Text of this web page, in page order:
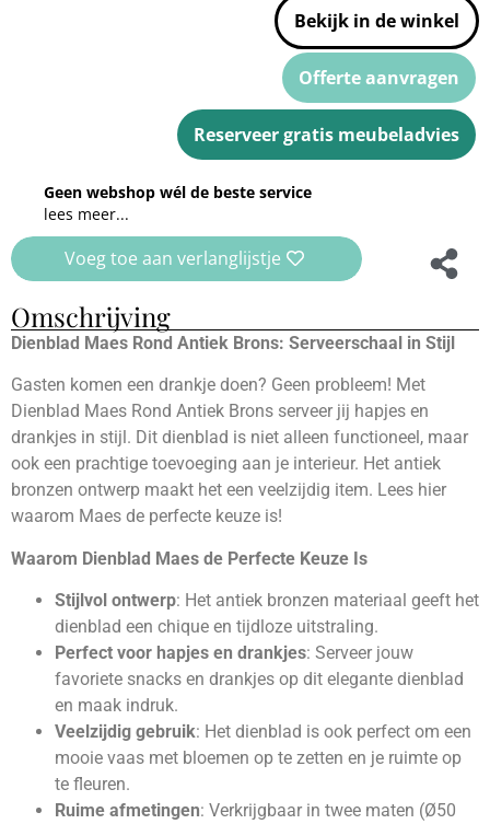
Bekijk in de winkel
Offerte aanvragen
Reserveer gratis meubeladvies
Geen webshop wél de beste service
lees meer...
Voeg toe aan verlanglijstje
Omschrijving
Dienblad Maes Rond Antiek Brons: Serveerschaal in Stijl
Gasten komen een drankje doen? Geen probleem! Met
Dienblad Maes Rond Antiek Brons serveer jij hapjes en
drankjes in stijl. Dit dienblad is niet alleen functioneel, maar
ook een prachtige toevoeging aan je interieur. Het antiek
bronzen ontwerp maakt het een veelzijdig item. Lees hier
waarom Maes de perfecte keuze is!
Waarom Dienblad Maes de Perfecte Keuze Is
Stijlvol ontwerp: Het antiek bronzen materiaal geeft het
dienblad een chique en tijdloze uitstraling.
Perfect voor hapjes en drankjes: Serveer jouw
favoriete snacks en drankjes op dit elegante dienblad
en maak indruk.
Veelzijdig gebruik: Het dienblad is ook perfect om een
mooie vaas met bloemen op te zetten en je ruimte op
te fleuren.
Ruime afmetingen: Verkrijgbaar in twee maten (Ø50